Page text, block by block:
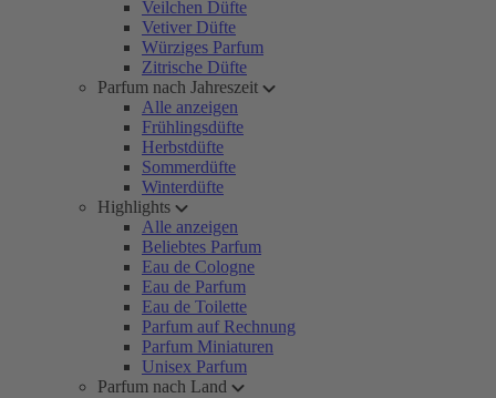
Veilchen Düfte
Vetiver Düfte
Würziges Parfum
Zitrische Düfte
Parfum nach Jahreszeit
Alle anzeigen
Frühlingsdüfte
Herbstdüfte
Sommerdüfte
Winterdüfte
Highlights
Alle anzeigen
Beliebtes Parfum
Eau de Cologne
Eau de Parfum
Eau de Toilette
Parfum auf Rechnung
Parfum Miniaturen
Unisex Parfum
Parfum nach Land